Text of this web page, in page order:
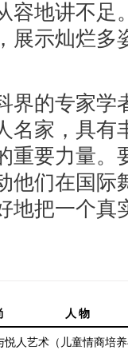
容地讲不足
展示灿烂多
的专家学
名家，具有
重要力量。
他们在国际
地把一个真